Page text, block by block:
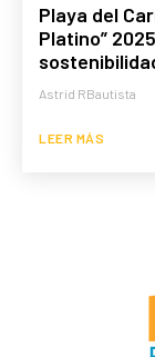
Playa del
Platino”
Astrid RBautista
LEER MÁS